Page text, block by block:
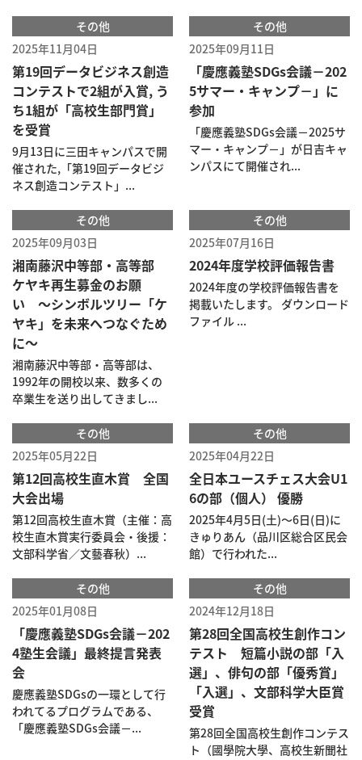
その他
2025年11月04日
第19回データビジネス創造
コンテストで2組が入賞, う
ち1組が「高校生部門賞」
を受賞
9月13日に三田キャンパスで開
催された,「第19回データビジ
ネス創造コンテスト」...
その他
2025年09月11日
「慶應義塾SDGs会議－202
5サマー・キャンプ－」に
参加
「慶應義塾SDGs会議－2025サ
マー・キャンプ－」が日吉キャ
ンパスにて開催され...
その他
2025年09月03日
湘南藤沢中等部・高等部
ケヤキ再生募金のお願
い 〜シンボルツリー「ケ
ヤキ」を未来へつなぐため
に〜
湘南藤沢中等部・高等部は、
1992年の開校以来、数多くの
卒業生を送り出してきまし...
その他
2025年07月16日
2024年度学校評価報告書
2024年度の学校評価報告書を
掲載いたします。 ダウンロード
ファイル ...
その他
2025年05月22日
第12回高校生直木賞 全国
大会出場
第12回高校生直木賞（主催：高
校生直木賞実行委員会・後援：
文部科学省／文藝春秋）...
その他
2025年04月22日
全日本ユースチェス大会U1
6の部（個人） 優勝
2025年4月5日(土)〜6日(日)に
きゅりあん（品川区総合区民会
館）で行われた...
その他
2025年01月08日
「慶應義塾SDGs会議－202
4塾生会議」最終提言発表
会
慶應義塾SDGsの一環として行
われてるプログラムである、
「慶應義塾SDGs会議－...
その他
2024年12月18日
第28回全国高校生創作コン
テスト 短篇小説の部「入
選」、俳句の部「優秀賞」
「入選」、文部科学大臣賞
受賞
第28回全国高校生創作コンテス
ト（國學院大學、高校生新聞社